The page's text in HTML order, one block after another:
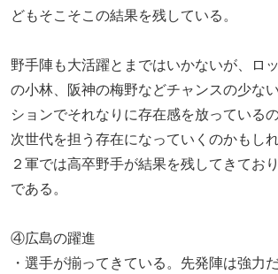
どもそこそこの結果を残している。
野手陣も大活躍とまではいかないが、ロ
の小林、阪神の梅野などチャンスの少な
ションでそれなりに存在感を放っている
次世代を担う存在になっていくのかもしれ
２軍では高卒野手が結果を残してきてお
である。
④広島の躍進
・選手が揃ってきている。先発陣は強力